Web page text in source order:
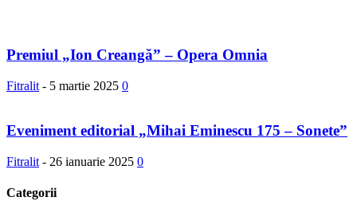
Premiul „Ion Creangă” – Opera Omnia
Fitralit - 5 martie 2025 0
Eveniment editorial „Mihai Eminescu 175 – Sonete”
Fitralit - 26 ianuarie 2025 0
Categorii